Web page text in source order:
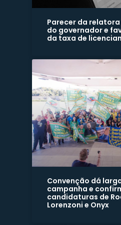
Parecer da
do governador e
da taxa de
Convenção dá
campanha e
candidaturas de
Lorenzoni e Onyx